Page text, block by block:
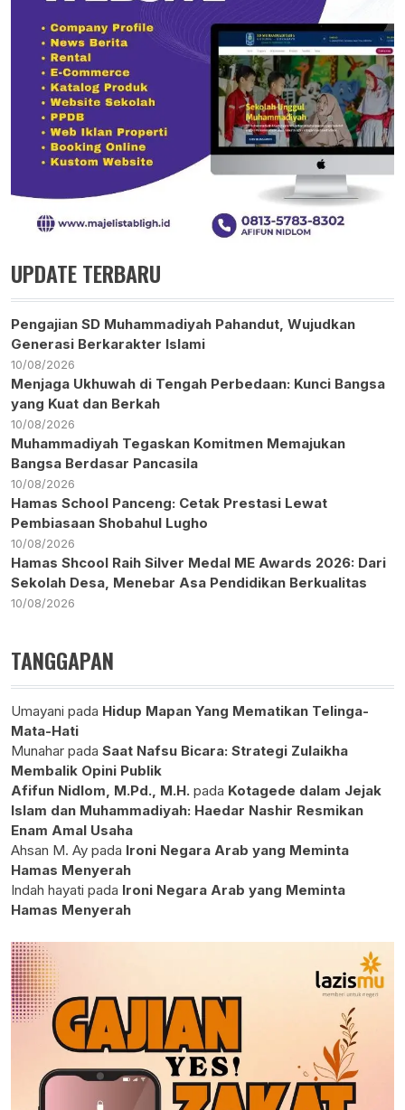
UPDATE TERBARU
Pengajian SD Muhammadiyah Pahandut, Wujudkan
Generasi Berkarakter Islami
10/08/2026
Menjaga Ukhuwah di Tengah Perbedaan: Kunci Bangsa
yang Kuat dan Berkah
10/08/2026
Muhammadiyah Tegaskan Komitmen Memajukan
Bangsa Berdasar Pancasila
10/08/2026
Hamas School Panceng: Cetak Prestasi Lewat
Pembiasaan Shobahul Lugho
10/08/2026
Hamas Shcool Raih Silver Medal ME Awards 2026: Dari
Sekolah Desa, Menebar Asa Pendidikan Berkualitas
10/08/2026
TANGGAPAN
Umayani pada Hidup Mapan Yang Mematikan Telinga-
Mata-Hati
Munahar pada Saat Nafsu Bicara: Strategi Zulaikha
Membalik Opini Publik
Afifun Nidlom, M.Pd., M.H. pada Kotagede dalam Jejak
Islam dan Muhammadiyah: Haedar Nashir Resmikan
Enam Amal Usaha
Ahsan M. Ay pada Ironi Negara Arab yang Meminta
Hamas Menyerah
Indah hayati pada Ironi Negara Arab yang Meminta
Hamas Menyerah